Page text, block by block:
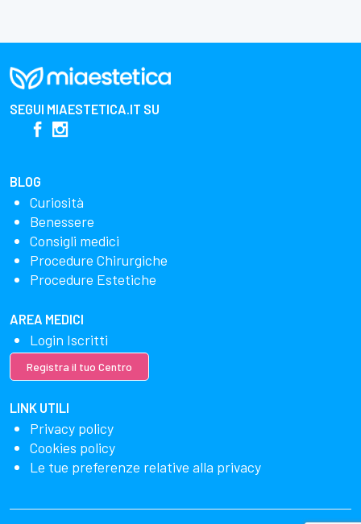
SEGUI MIAESTETICA.IT SU
BLOG
Curiosità
Benessere
Consigli medici
Procedure Chirurgiche
Procedure Estetiche
AREA MEDICI
Login Iscritti
Registra il tuo Centro
LINK UTILI
Privacy policy
Cookies policy
Le tue preferenze relative alla privacy